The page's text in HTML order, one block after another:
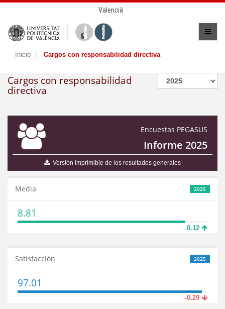
Valencià
Inicio Cargos con responsabilidad directiva
Cargos con responsabilidad
directiva
Encuestas PEGASUS
Informe 2025
Versión imprimible de los resultados generales
2025
Media
8.81
0.12
2025
Satisfacción
97.01
-0.29